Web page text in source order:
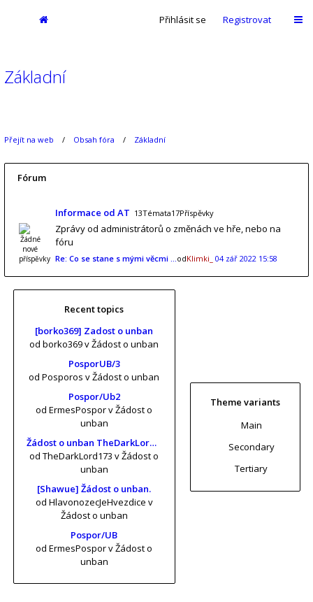
Přihlásit se Registrovat
Základní
Přejít na web Obsah fóra Základní
Fórum
Informace od AT 13Témata17Příspěvky
Zprávy od administrátorů o změnách ve hře, nebo na
fóru
Re: Co se stane s mými věcmi …odKlimki_ 04 zář 2022 15:58
Recent topics
[borko369] Zadost o unban
od borko369v Žádost o unban
PosporUB/3
od Posporos v Žádost o unban
Pospor/Ub2
od ErmesPosporv Žádost o
unban
Žádost o unban TheDarkLord173 (risa11, KrtkuvDort, MrKrabs) [vol. 2]
od TheDarkLord173 v Žádost o
unban
[Shawue] Žádost o unban.
od HlavonozecJeHvezdice v
Žádost o unban
Pospor/UB
od ErmesPosporv Žádost o
unban
Theme variants
Main
Secondary
Tertiary